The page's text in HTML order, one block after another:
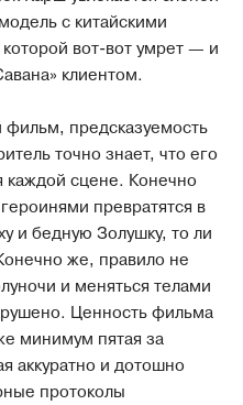
с китайскими
вот-вот умрет — и
клиентом.
предсказуемость
точно знает, что его
каждой сцене. Конечно
превратятся в
и бедную Золушку, то ли
же, правило не
и меняться телами
Ценность фильма
минимум пятая за
аккуратно и дотошно
протоколы